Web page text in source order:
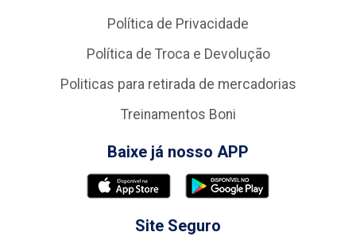
Política de Privacidade
Política de Troca e Devolução
Politicas para retirada de mercadorias
Treinamentos Boni
Baixe já nosso APP
Site Seguro